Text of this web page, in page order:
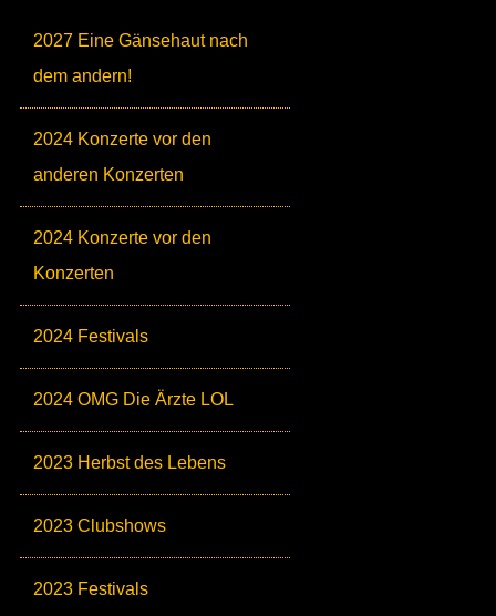
2027 Eine Gänsehaut nach
dem andern!
2024 Konzerte vor den
anderen Konzerten
2024 Konzerte vor den
Konzerten
2024 Festivals
2024 OMG Die Ärzte LOL
2023 Herbst des Lebens
2023 Clubshows
2023 Festivals